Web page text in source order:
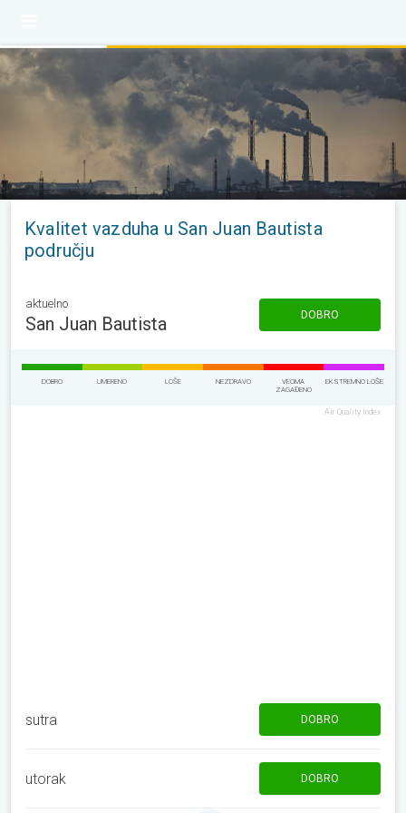
Kvalitet vazduha u San Juan Bautista
području
aktuelno
San Juan Bautista DOBRO
DOBRO UMERENO LOŠE NEZDRAVO
VEOMA
ZAGAĐENO
EKSTREMNO LOŠE
Air Quality Index
sutra DOBRO
utorak DOBRO